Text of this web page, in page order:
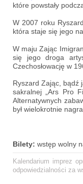
które powstały
W 2007 roku
która staje się jego
W maju Zając
się jego droga
Czechosłowację w
Ryszard Zając, bądź
sakralnej „Ars Pro
Alternatywnych
był wielokrotnie
Bilety: wstęp wolny
Kalendarium imprez
odpowiedzialności za